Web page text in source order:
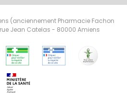
(anciennement Pharmacie Fachon
rue Jean Catelas - 80000 Amiens